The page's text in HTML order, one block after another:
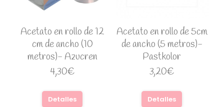
Acetato en rollo de 12
cm de ancho (10
metros)- Azucren
4,30€
Detalles
Acetato en rollo de 5cm
de ancho (5 metros)-
Pastkolor
3,20€
Detalles